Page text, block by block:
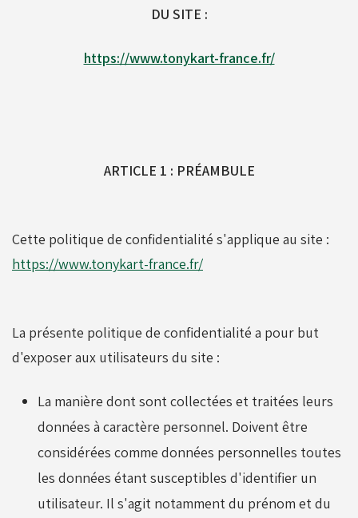
DU SITE :
https://www.tonykart-france.fr/
ARTICLE 1 : PRÉAMBULE
Cette politique de confidentialité s'applique au site :
https://www.tonykart-france.fr/
La présente politique de confidentialité a pour but
d'exposer aux utilisateurs du site :
La manière dont sont collectées et traitées leurs
données à caractère personnel. Doivent être
considérées comme données personnelles toutes
les données étant susceptibles d'identifier un
utilisateur. Il s'agit notamment du prénom et du
Jantes
Leviers de vitesses
Pare chaînes - Echappement
Produits RK - Transmission